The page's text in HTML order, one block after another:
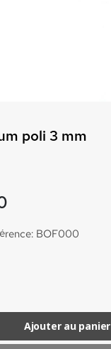
poli 3 mm
BOF000
Ajouter au panier